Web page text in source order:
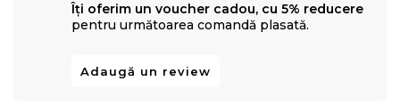
Îți oferim un voucher cadou, cu 5% reducere
pentru următoarea comandă plasată.
Adaugă un review